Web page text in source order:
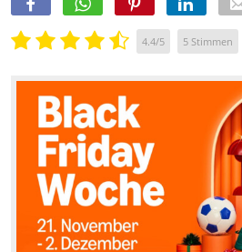
4.4/5 5 Stimmen